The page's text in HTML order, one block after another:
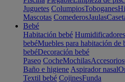
Juguetes ColumpiosToboganes
Mascotas ComederosJaulas
Bebé
Habitación bebé Humidificadores
bebéMuebles para habitación de
bebéDecoración bebé
Paseo CocheMochilasAccesorios
Baño e higiene Aspirador nasal
Textil bebé CojinesFunda